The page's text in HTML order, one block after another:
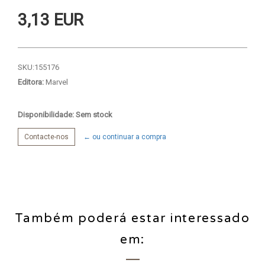
3,13 EUR
SKU:155176
Editora: Marvel
Disponibilidade: Sem stock
Contacte-nos ← ou continuar a compra
Também poderá estar interessado
em: